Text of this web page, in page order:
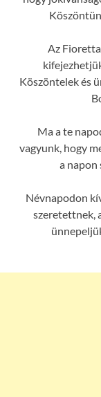
Az
Köszöntelek és
Ma a te
vagyunk, hogy
a napon
Névnapodon
szeretettnek,